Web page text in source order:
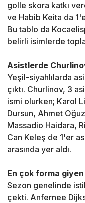
golle skora katkı
ve Habib Keita da
Bu tablo da
belirli isimlerde
Asistlerde
Yeşil-siyahlılarda
çıktı. Churlinov, 3
ismi olurken; Karol
Dursun, Ahmet
Massadio Haidara,
Can Keleş de 1'er
arasında yer aldı.
En çok forma
Sezon genelinde
çekti. Anfernee